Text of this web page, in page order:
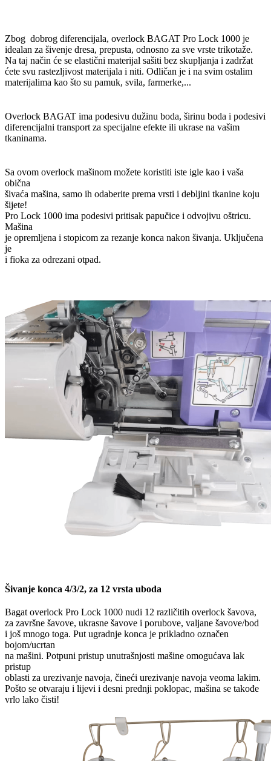
Zbog dobrog diferencijala, overlock BAGAT Pro Lock 1000 je
idealan za šivenje dresa, prepusta, odnosno za sve vrste trikotaže.
Na taj način će se elastični materijal sašiti bez skupljanja i zadržat
ćete svu rastezljivost materijala i niti. Odličan je i na svim ostalim
materijalima kao što su pamuk, svila, farmerke,...
Overlock BAGAT ima podesivu dužinu boda, širinu boda i podesivi
diferencijalni transport za specijalne efekte ili ukrase na vašim
tkaninama.
Sa ovom overlock mašinom možete koristiti iste igle kao i vaša
obična
šivaća mašina, samo ih odaberite prema vrsti i debljini tkanine koju
šijete!
Pro Lock 1000 ima podesivi pritisak papučice i odvojivu oštricu.
Mašina
je opremljena i stopicom za rezanje konca nakon šivanja. Uključena
je
i fioka za odrezani otpad.
Šivanje konca 4/3/2, za 12 vrsta uboda
Bagat overlock Pro Lock 1000 nudi 12 različitih overlock šavova,
za završne šavove, ukrasne šavove i porubove, valjane šavove/bod
i još mnogo toga. Put ugradnje konca je prikladno označen
bojom/ucrtan
na mašini. Potpuni pristup unutrašnjosti mašine omogućava lak
pristup
oblasti za urezivanje navoja, čineći urezivanje navoja veoma lakim.
Pošto se otvaraju i lijevi i desni prednji poklopac, mašina se takođe
vrlo lako čisti!